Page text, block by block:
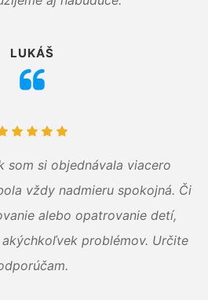
LUKÁŠ
som si objednávala viacero
vždy nadmieru spokojná. Či
alebo opatrovanie detí,
problémov. Určite